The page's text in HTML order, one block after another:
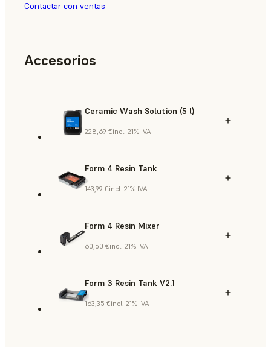
Contactar con ventas
Accesorios
Ceramic Wash Solution (5 l)
228,69 €incl. 21% IVA
Form 4 Resin Tank
143,99 €incl. 21% IVA
Form 4 Resin Mixer
60,50 €incl. 21% IVA
Form 3 Resin Tank V2.1
163,35 €incl. 21% IVA